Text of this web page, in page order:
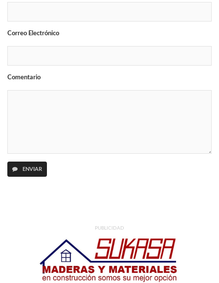
Correo Electrónico
Comentario
ENVIAR
PUBLICIDAD